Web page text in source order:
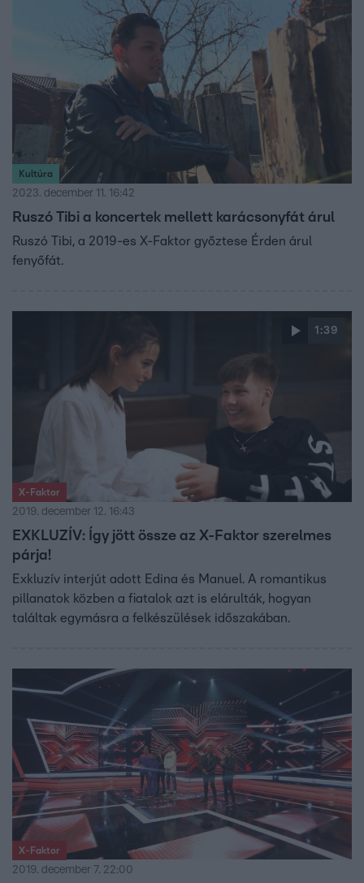
Kultúra
2023. december 11. 16:42
Ruszó Tibi a koncertek mellett karácsonyfát árul
Ruszó Tibi, a 2019-es X-Faktor győztese Érden árul
fenyőfát.
1:39
X-Faktor
2019. december 12. 16:43
EXKLUZÍV: Így jött össze az X-Faktor szerelmes
párja!
Exkluzív interjút adott Edina és Manuel. A romantikus
pillanatok közben a fiatalok azt is elárulták, hogyan
találtak egymásra a felkészülések időszakában.
X-Faktor
2019. december 7. 22:00